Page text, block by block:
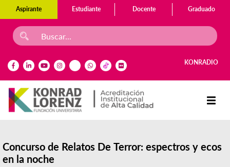
Aspirante Estudiante Docente Graduado
KONRADIO
Concurso de Relatos De Terror: espectros y ecos
en la noche